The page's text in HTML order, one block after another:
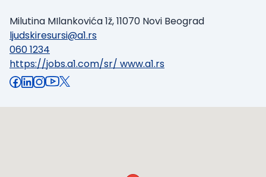
Milutina MIlankovića 1ž, 11070 Novi Beograd
ljudskiresursi@a1.rs
060 1234
https://jobs.a1.com/sr/ www.a1.rs